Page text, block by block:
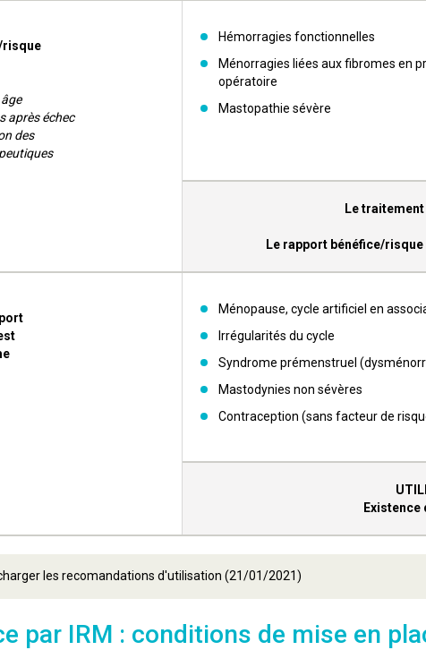
risque
après échec
des
Hémorragies fonctionnelles
Ménorragies liées aux fibromes en
opératoire
Mastopathie sévère
Le
Le rapport bénéfice/
Ménopause, cycle artificiel en
Irrégularités du cycle
Syndrome prémenstruel
Mastodynies non sévères
Contraception (sans facteur de
les recomandations d'utilisation (21/01/2021)
par IRM : conditions de mise en